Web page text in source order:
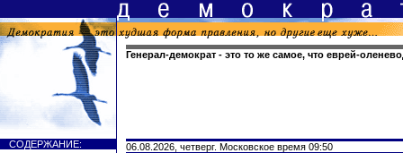
Генерал-демократ - это то же самое, что еврей-
СОДЕРЖАНИЕ:
06.08.2026, четверг. Московское время 09:50